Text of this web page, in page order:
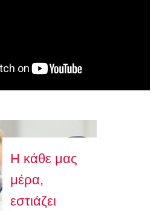
Η κάθε μας
μέρα,
εστιάζει